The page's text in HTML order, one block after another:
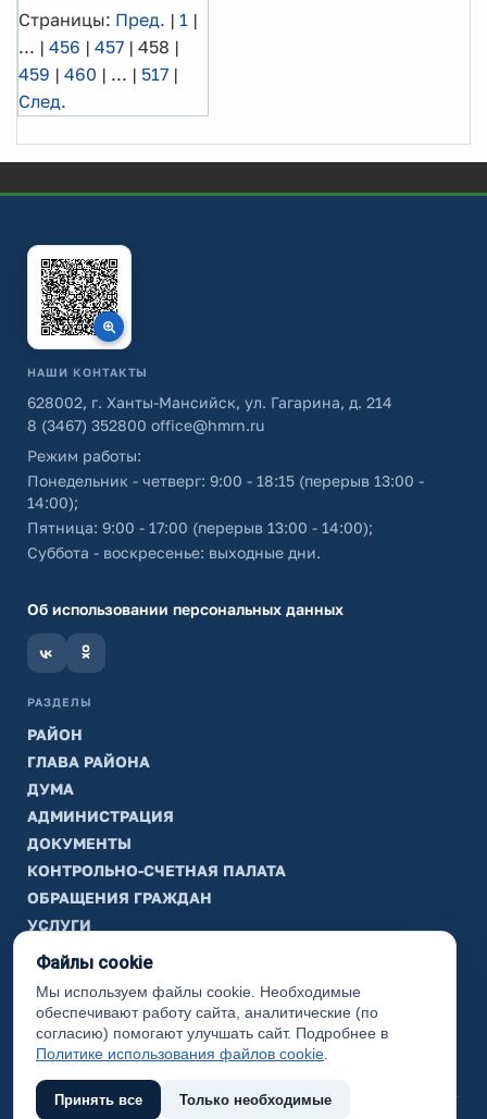
Страницы: Пред. | 1 |
... | 456 | 457 | 458 |
459 | 460 | ... | 517 |
След.
НАШИ КОНТАКТЫ
628002, г. Ханты-Мансийск, ул. Гагарина, д. 214
8 (3467) 352800 office@hmrn.ru
Режим работы:
Понедельник - четверг: 9:00 - 18:15 (перерыв 13:00 -
14:00);
Пятница: 9:00 - 17:00 (перерыв 13:00 - 14:00);
Суббота - воскресенье: выходные дни.
Об использовании персональных данных
РАЗДЕЛЫ
РАЙОН
ГЛАВА РАЙОНА
ДУМА
АДМИНИСТРАЦИЯ
ДОКУМЕНТЫ
КОНТРОЛЬНО-СЧЕТНАЯ ПАЛАТА
ОБРАЩЕНИЯ ГРАЖДАН
УСЛУГИ
ТИК
ИНФОРМАЦИЯ
Законодательная карта
Карта сайта
Файлы cookie
Мы используем файлы cookie. Необходимые
обеспечивают работу сайта, аналитические (по
согласию) помогают улучшать сайт. Подробнее в
Политике использования файлов cookie
Принять все Только необходимые